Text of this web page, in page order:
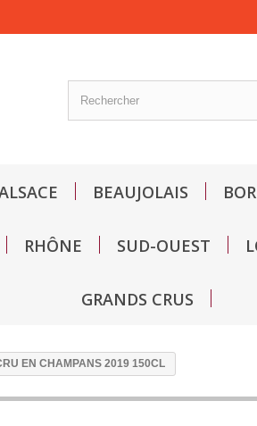
BEAUJOLAIS
RHÔNE SUD-OUEST
GRANDS CRUS
EN CHAMPANS 2019 150CL